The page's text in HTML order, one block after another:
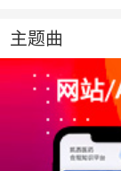
主题曲